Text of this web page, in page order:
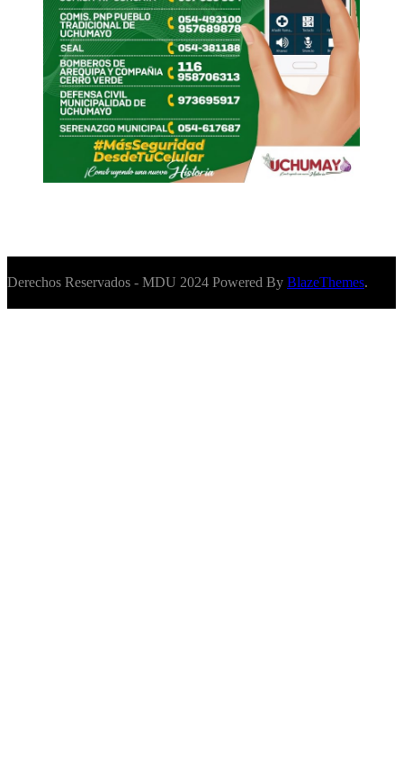
Derechos Reservados - MDU 2024 Powered By BlazeThemes.